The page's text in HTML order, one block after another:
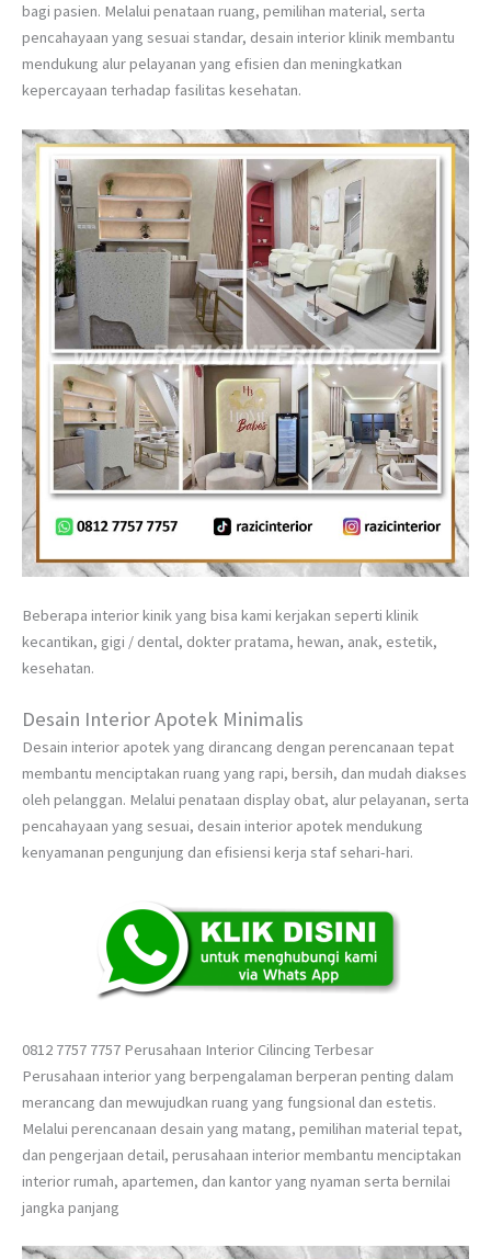
bagi pasien. Melalui penataan ruang, pemilihan material, serta
pencahayaan yang sesuai standar, desain interior klinik membantu
mendukung alur pelayanan yang efisien dan meningkatkan
kepercayaan terhadap fasilitas kesehatan.
Beberapa interior kinik yang bisa kami kerjakan seperti klinik
kecantikan, gigi / dental, dokter pratama, hewan, anak, estetik,
kesehatan.
Desain Interior Apotek Minimalis
Desain interior apotek yang dirancang dengan perencanaan tepat
membantu menciptakan ruang yang rapi, bersih, dan mudah diakses
oleh pelanggan. Melalui penataan display obat, alur pelayanan, serta
pencahayaan yang sesuai, desain interior apotek mendukung
kenyamanan pengunjung dan efisiensi kerja staf sehari-hari.
0812 7757 7757 Perusahaan Interior Cilincing Terbesar
Perusahaan interior yang berpengalaman berperan penting dalam
merancang dan mewujudkan ruang yang fungsional dan estetis.
Melalui perencanaan desain yang matang, pemilihan material tepat,
dan pengerjaan detail, perusahaan interior membantu menciptakan
interior rumah, apartemen, dan kantor yang nyaman serta bernilai
jangka panjang